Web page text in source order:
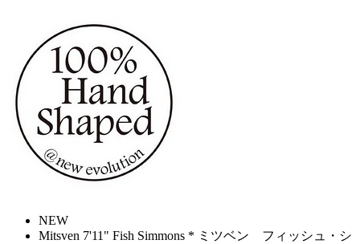
NEW
Mitsven 7'11" Fish Simmons * ミツベン フィッシュ・シ